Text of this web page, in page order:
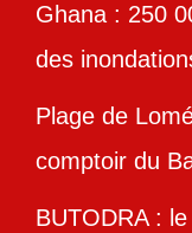
Ghana : 250
des
Plage de
comptoir du
BUTODRA :